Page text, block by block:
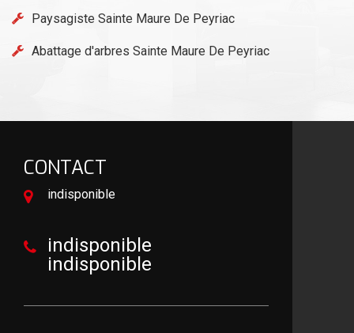
Paysagiste Sainte Maure De Peyriac
Abattage d'arbres Sainte Maure De Peyriac
CONTACT
indisponible
indisponible
indisponible